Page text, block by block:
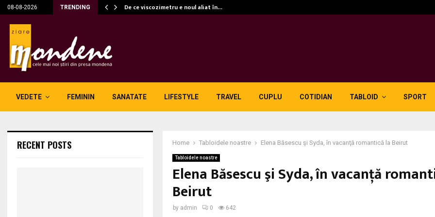
08-08-2026 TRENDING De ce viscozimetru e noul aliat în…
VEDETE FEMININ SANATATE LIFESTYLE TRAVEL CUPLU COTIDIAN TABLOID SPORT
Home Tabloidele noastre Elena Băsescu şi Syda, în vacanţă romantică la Beirut
Tabloidele noastre
Elena Băsescu şi Syda, în vacanţă
Beirut
by admin 0 642
RECENT POSTS